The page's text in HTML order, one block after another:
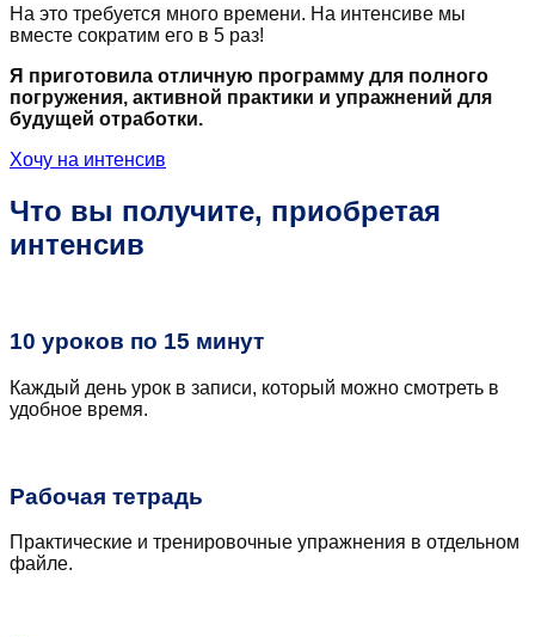
На это требуется много времени. На интенсиве мы
вместе сократим его в 5 раз!
Я приготовила отличную программу для полного
погружения, активной практики и упражнений для
будущей отработки.
Хочу на интенсив
Что вы получите, приобретая
интенсив
10 уроков по 15 минут
Каждый день урок в записи, который можно смотреть в
удобное время.
Рабочая тетрадь
Практические и тренировочные упражнения в отдельном
файле.